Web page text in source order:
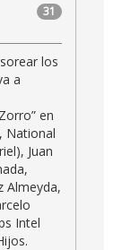
31
los
a
en
National
Juan
Almeyda,
Intel